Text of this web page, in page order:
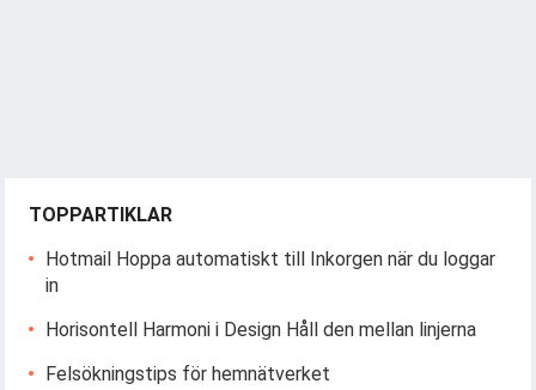
TOPPARTIKLAR
Hotmail Hoppa automatiskt till Inkorgen när du loggar
in
Horisontell Harmoni i Design Håll den mellan linjerna
Felsökningstips för hemnätverket